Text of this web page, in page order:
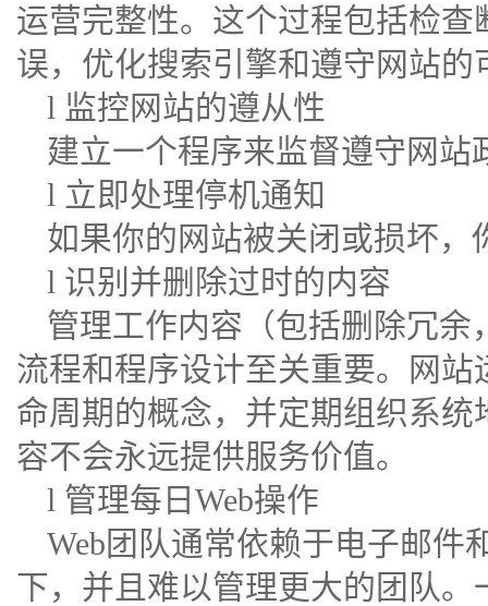
运营完整性。这个过程包括检
误，优化搜索引擎和遵守网站的
l 监控网站的遵从性
建立一个程序来监督遵守网站
l 立即处理停机通知
如果你的网站被关闭或损坏，
l 识别并删除过时的内容
管理工作内容（包括删除冗
流程和程序设计至关重要。网
命周期的概念，并定期组织系
容不会永远提供服务价值。
l 管理每日Web操作
Web团队通常依赖于电子邮件
下，并且难以管理更大的团队